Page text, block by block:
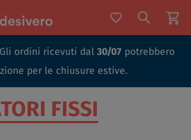
Gli ordini ricevuti dal 30/07 potrebbero
per le chiusure estive.
FISSI